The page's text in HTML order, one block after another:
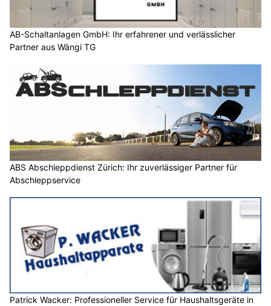
AB-Schaltanlagen GmbH: Ihr erfahrener und verlässlicher
Partner aus Wängi TG
ABS Abschleppdienst Zürich: Ihr zuverlässiger Partner für
Abschleppservice
Patrick Wacker: Professioneller Service für Haushaltsgeräte in